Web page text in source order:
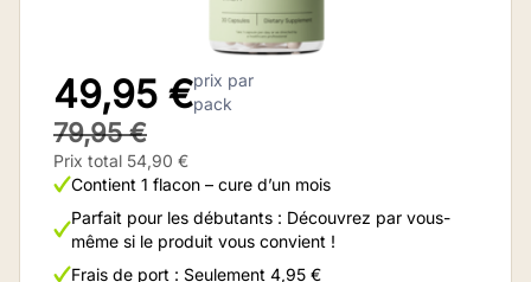
49,95 €prix par
pack
79,95 €
Prix total 54,90 €
Contient 1 flacon – cure d’un mois
Parfait pour les débutants : Découvrez par vous-
même si le produit vous convient !
Frais de port : Seulement 4,95 €